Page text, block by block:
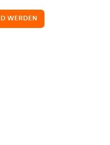
WERDEN